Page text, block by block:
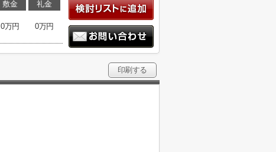
敷金
0万円
礼金
0万円
印刷する